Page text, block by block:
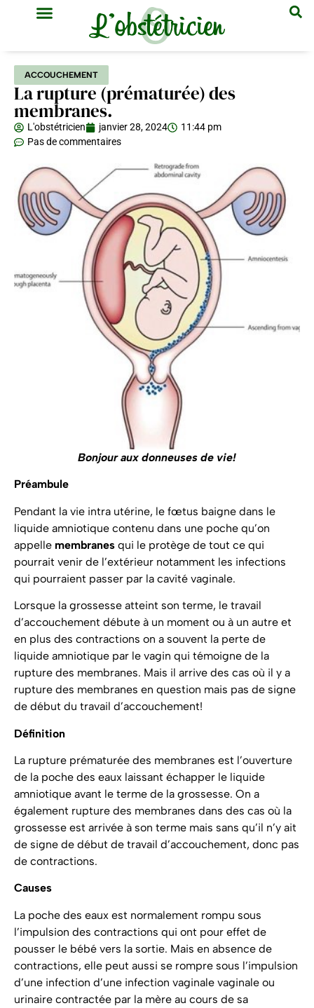
ACCOUCHEMENT
La rupture (prématurée) des
membranes.
L'obstétricien janvier 28, 2024
11:44 pm
Pas de commentaires
Bonjour aux donneuses de vie!
Préambule
Pendant la vie intra utérine, le fœtus baigne dans le
liquide amniotique contenu dans une poche qu’on
appelle membranes qui le protège de tout ce qui
pourrait venir de l’extérieur notamment les infections
qui pourraient passer par la cavité vaginale.
Lorsque la grossesse atteint son terme, le travail
d’accouchement débute à un moment ou à un autre et
en plus des contractions on a souvent la perte de
liquide amniotique par le vagin qui témoigne de la
rupture des membranes. Mais il arrive des cas où il y a
rupture des membranes en question mais pas de signe
de début du travail d’accouchement!
Définition
La rupture prématurée des membranes est l’ouverture
de la poche des eaux laissant échapper le liquide
amniotique avant le terme de la grossesse. On a
également rupture des membranes dans des cas où la
grossesse est arrivée à son terme mais sans qu’il n’y ait
de signe de début de travail d’accouchement, donc pas
de contractions.
Causes
La poche des eaux est normalement rompu sous
l’impulsion des contractions qui ont pour effet de
pousser le bébé vers la sortie. Mais en absence de
contractions, elle peut aussi se rompre sous l’impulsion
d’une infection d’une infection vaginale vaginale ou
urinaire contractée par la mère au cours de sa